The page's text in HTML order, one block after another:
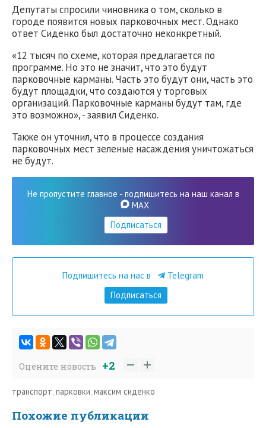
Депутаты спросили чиновника о том, сколько в
городе появится новых парковочных мест. Однако
ответ Сиденко был достаточно неконкретный.
«12 тысяч по схеме, которая предлагается по
программе. Но это не значит, что это будут
парковочные карманы. Часть это будут они, часть это
будут площадки, что создаются у торговых
организаций. Парковочные карманы будут там, где
это возможно», - заявил Сиденко.
Также он уточнил, что в процессе создания
парковочных мест зеленые насаждения уничтожаться
не будут.
Не пропустите главное - подпишитесь на наш канал в
MAX
Подписаться
Подпишитесь на нас в
Telegram
Подписаться
Оцените новость +2
транспорт,парковки,максим сиденко
Похожие публикации